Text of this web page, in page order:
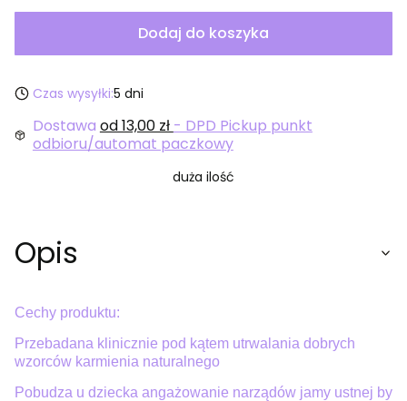
Dodaj do koszyka
Czas wysyłki:5 dni
Dostawa od 13,00 zł - DPD Pickup punkt
odbioru/automat paczkowy
duża ilość
Opis
Cechy produktu:
Przebadana klinicznie pod kątem utrwalania dobrych
wzorców karmienia naturalnego
Pobudza u dziecka angażowanie narządów jamy ustnej by